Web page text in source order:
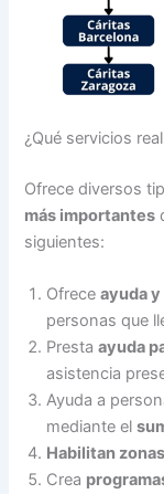
¿Qué servicios
Ofrece diversos
más importantes
siguientes:
Ofreceayuda
personas que
Prestaayuda
asistencia
Ayuda a
mediante el
Habilitan
Crea